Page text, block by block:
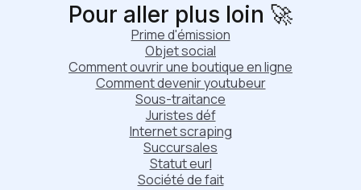
Pour aller plus loin 🚀
Prime d'émission
Objet social
Comment ouvrir une boutique en ligne
Comment devenir youtubeur
Sous-traitance
Juristes déf
Internet scraping
Succursales
Statut eurl
Société de fait